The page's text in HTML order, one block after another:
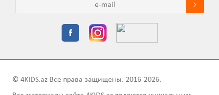
© 4KIDS.az Все права защищены. 2016-2026.